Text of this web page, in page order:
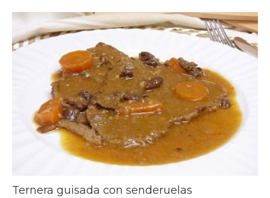
Ternera guisada con senderuelas